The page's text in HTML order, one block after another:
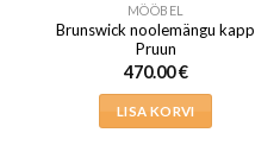
MÖÖBEL
Brunswick noolemängu kapp
Pruun
470.00€
LISA KORVI